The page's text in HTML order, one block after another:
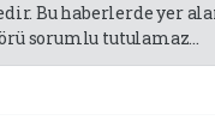
Bu haberlerde yer
sorumlu tutulamaz...